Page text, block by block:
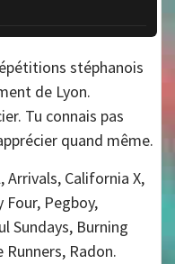
stéphanois
de Lyon.
Tu connais pas
quand même.
Arrivals, California X,
Four, Pegboy,
Sundays, Burning
Radon.